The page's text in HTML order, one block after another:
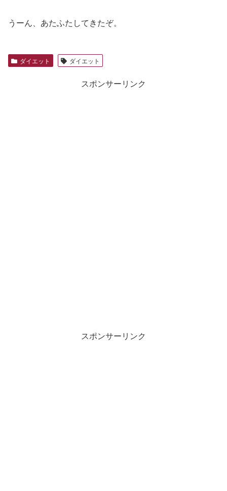
うーん、あたふたしてきたぞ。
ダイエット ダイエット
スポンサーリンク
スポンサーリンク